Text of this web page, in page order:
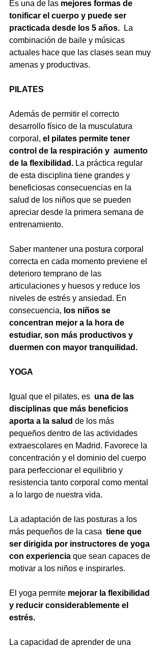
Es una de las mejores formas de
tonificar el cuerpo y puede ser
practicada desde los 5 años.
  La
combinación de baile y músicas
actuales hace que las clases sean muy
amenas y productivas.
PILATES
Además de permitir el correcto
desarrollo físico de la musculatura
corporal, el pilates permite tener
control de la respiración y  aumento
de la flexibilidad. La práctica regular
de esta disciplina tiene grandes y
beneficiosas consecuencias en la
salud de los niños que se pueden
apreciar desde la primera semana de
entrenamiento.
Saber mantener una postura corporal
correcta en cada momento previene el
deterioro temprano de las
articulaciones y huesos y reduce los
niveles de estrés y ansiedad. En
consecuencia, los niños se
concentran mejor a la hora de
estudiar, son más productivos y
duermen con mayor tranquilidad.
YOGA
Igual que el pilates, es una de las
disciplinas que más beneficios
aporta a la salud de los más
pequeños dentro de las actividades
extraescolares en Madrid. Favorece la
concentración y el dominio del cuerpo
para perfeccionar el equilibrio y
resistencia tanto corporal como mental
a lo largo de nuestra vida.
La adaptación de las posturas a los
más pequeños de la casa tiene que
ser dirigida por instructores de yoga
con experiencia que sean capaces de
motivar a los niños e inspirarles.
El yoga permite mejorar la flexibilidad
y reducir considerablemente el
estrés.
La capacidad de aprender de una